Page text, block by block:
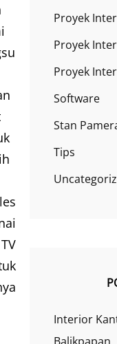
Proyek
Proyek
Proyek
Software
Stan
Tips
Interior